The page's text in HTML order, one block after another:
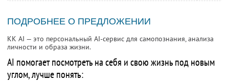
ПОДРОБНЕЕ О ПРЕДЛОЖЕНИИ
KK AI — это персональный AI-сервис для самопознания, анализа
личности и образа жизни.
AI помогает посмотреть на себя и свою жизнь под новым
углом, лучше понять: